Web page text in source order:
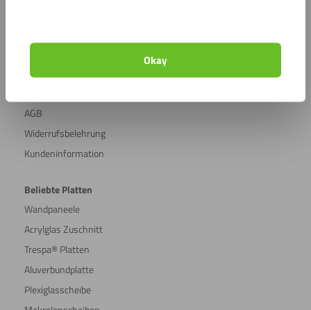
Okay
Über Kunststoffplattenonline
AGB
Widerrufsbelehrung
Kundeninformation
Beliebte Platten
Wandpaneele
Acrylglas Zuschnitt
Trespa® Platten
Aluverbundplatte
Plexiglasscheibe